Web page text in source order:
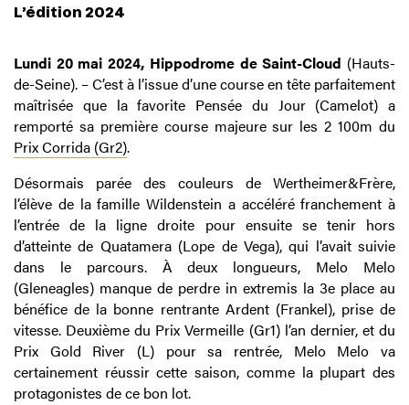
L’édition 2024
Lundi 20 mai 2024, Hippodrome de Saint-Cloud (Hauts-
de-Seine). – C’est à l’issue d’une course en tête parfaitement
maîtrisée que la favorite Pensée du Jour (Camelot) a
remporté sa première course majeure sur les 2 100m du
Prix Corrida (Gr2).
Désormais parée des couleurs de Wertheimer&Frère,
l’élève de la famille Wildenstein a accéléré franchement à
l’entrée de la ligne droite pour ensuite se tenir hors
d’atteinte de Quatamera (Lope de Vega), qui l’avait suivie
dans le parcours. À deux longueurs, Melo Melo
(Gleneagles) manque de perdre in extremis la 3e place au
bénéfice de la bonne rentrante Ardent (Frankel), prise de
vitesse. Deuxième du Prix Vermeille (Gr1) l’an dernier, et du
Prix Gold River (L) pour sa rentrée, Melo Melo va
certainement réussir cette saison, comme la plupart des
protagonistes de ce bon lot.